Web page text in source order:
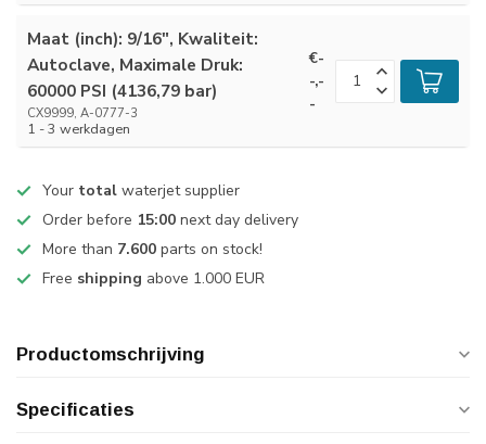
Maat (inch): 9/16", Kwaliteit:
Autoclave, Maximale Druk:
60000 PSI (4136,79 bar)
CX9999, A-0777-3
1 - 3 werkdagen
€-
-,-
-
Your total waterjet supplier
Order before 15:00 next day delivery
More than 7.600 parts on stock!
Free shipping above 1.000 EUR
Productomschrijving
Specificaties